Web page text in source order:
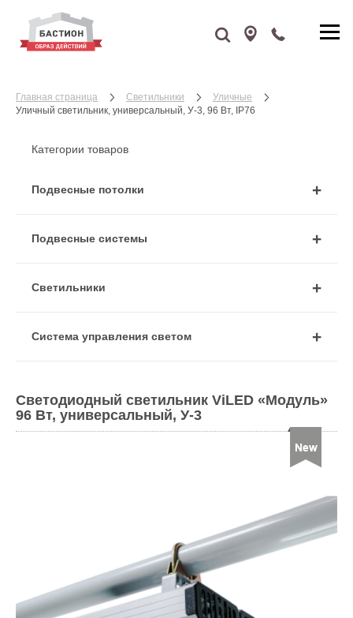
Главная страница Cветильники
Уличные
Уличный светильник, универсальный, У-3, 96 Вт, IP76
Категории товаров
Подвесные потолки
Подвесные системы
Cветильники
Система управления светом
Светодиодный светильник ViLED «Модуль»
96 Вт, универсальный, У-3